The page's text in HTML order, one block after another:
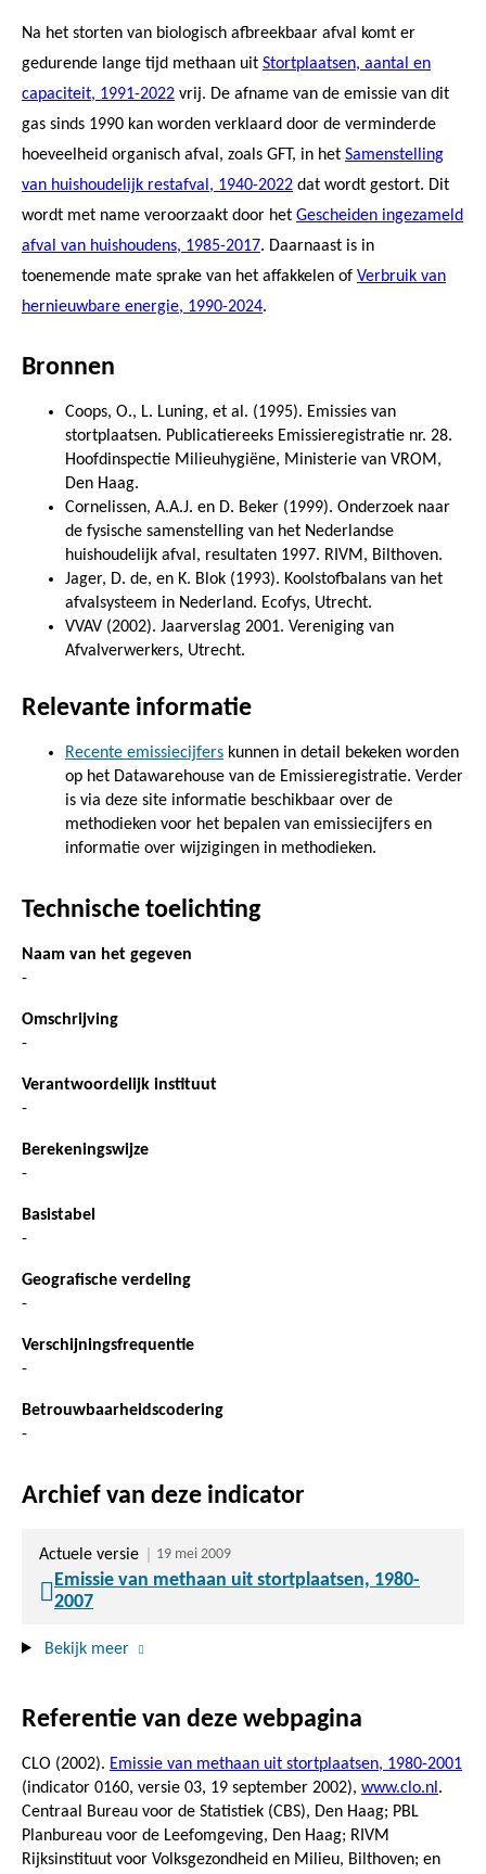
Na het storten van biologisch afbreekbaar afval komt er
gedurende lange tijd methaan uit Stortplaatsen, aantal en
capaciteit, 1991-2022 vrij. De afname van de emissie van dit
gas sinds 1990 kan worden verklaard door de verminderde
hoeveelheid organisch afval, zoals GFT, in het Samenstelling
van huishoudelijk restafval, 1940-2022 dat wordt gestort. Dit
wordt met name veroorzaakt door het Gescheiden ingezameld
afval van huishoudens, 1985-2017. Daarnaast is in
toenemende mate sprake van het affakkelen of Verbruik van
hernieuwbare energie, 1990-2024.
Bronnen
Coops, O., L. Luning, et al. (1995). Emissies van
stortplaatsen. Publicatiereeks Emissieregistratie nr. 28.
Hoofdinspectie Milieuhygiëne, Ministerie van VROM,
Den Haag.
Cornelissen, A.A.J. en D. Beker (1999). Onderzoek naar
de fysische samenstelling van het Nederlandse
huishoudelijk afval, resultaten 1997. RIVM, Bilthoven.
Jager, D. de, en K. Blok (1993). Koolstofbalans van het
afvalsysteem in Nederland. Ecofys, Utrecht.
VVAV (2002). Jaarverslag 2001. Vereniging van
Afvalverwerkers, Utrecht.
Relevante informatie
Recente emissiecijfers kunnen in detail bekeken worden
op het Datawarehouse van de Emissieregistratie. Verder
is via deze site informatie beschikbaar over de
methodieken voor het bepalen van emissiecijfers en
informatie over wijzigingen in methodieken.
Technische toelichting
Naam van het gegeven
-
Omschrijving
-
Verantwoordelijk instituut
-
Berekeningswijze
-
Basistabel
-
Geografische verdeling
-
Verschijningsfrequentie
-
Betrouwbaarheidscodering
-
Archief van deze indicator
Actuele versie 19 mei 2009
Emissie van methaan uit stortplaatsen, 1980-
2007
Bekijk meer
Referentie van deze webpagina
CLO (2002). Emissie van methaan uit stortplaatsen, 1980-2001
(indicator 0160, versie 03, 19 september 2002), www.clo.nl .
Centraal Bureau voor de Statistiek (CBS), Den Haag; PBL
Planbureau voor de Leefomgeving, Den Haag; RIVM
Rijksinstituut voor Volksgezondheid en Milieu, Bilthoven; en